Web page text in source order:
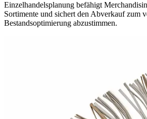
Einzelhandelsplanung befähigt
Sortimente und sichert den Abverkauf zum
Bestandsoptimierung abzustimmen.